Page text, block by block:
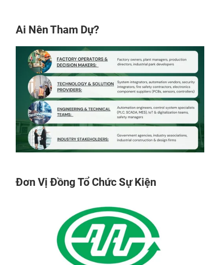
Ai Nên Tham Dự?
Đơn Vị Đồng Tổ Chức Sự Kiện